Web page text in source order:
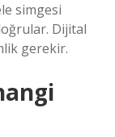
simgesi
Dijital
gerekir.